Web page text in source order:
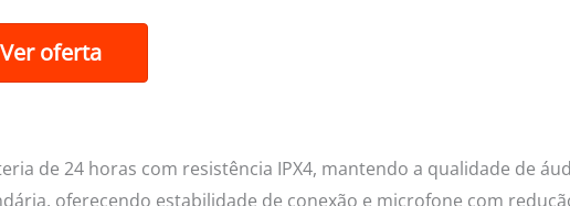
Ver oferta
de 24 horas com resistência IPX4, mantendo a qualidade de
oferecendo estabilidade de conexão e microfone com